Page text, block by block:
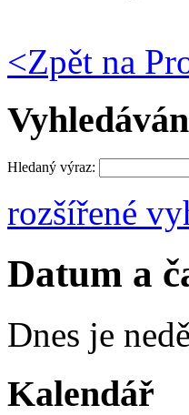
<Zpět na
Hledaný výraz:
rozšířené
Datum a
Dnes je
Kalendář